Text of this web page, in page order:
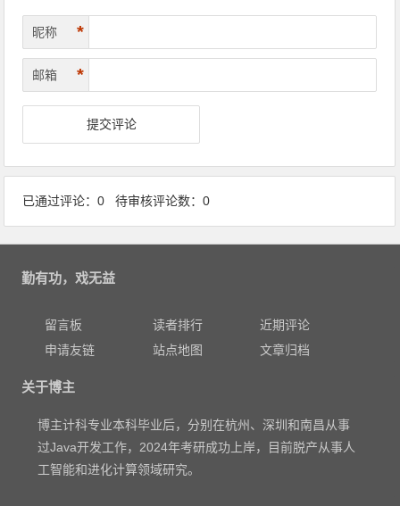
昵称 *
邮箱 *
已通过评论：0 待审核评论数：0
勤有功，戏无益
留言板 读者排行
近期评论
申请友链
站点地图 文章归档
关于博主
博主计科专业本科毕业后，分别在杭州、深圳和南昌从事
过Java开发工作，2024年考研成功上岸，目前脱产从事人
工智能和进化计算领域研究。